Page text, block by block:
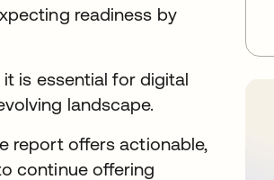
readiness by
is essential for digital
landscape.
report offers actionable,
continue offering